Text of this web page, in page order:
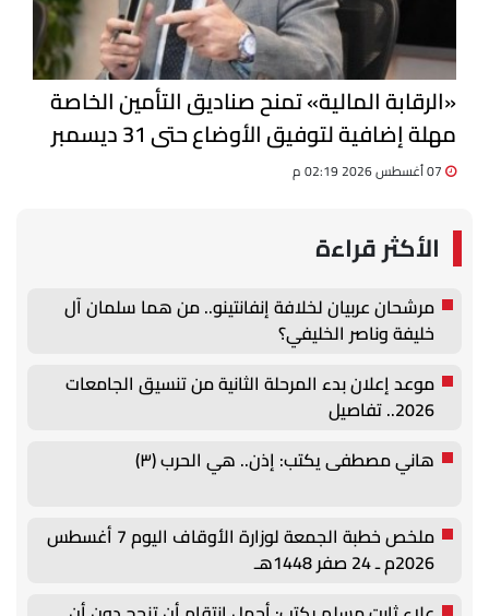
«الرقابة المالية» تمنح صناديق التأمين الخاصة
مهلة إضافية لتوفيق الأوضاع حتى 31 ديسمبر
الأكثر قراءة
مرشحان عربيان لخلافة إنفانتينو.. من هما سلمان آل
خليفة وناصر الخليفي؟
موعد إعلان بدء المرحلة الثانية من تنسيق الجامعات
2026.. تفاصيل
هاني مصطفى يكتب: إذن.. هي الحرب (٣)
ملخص خطبة الجمعة لوزارة الأوقاف اليوم 7 أغسطس
2026م ـ 24 صفر 1448هـ